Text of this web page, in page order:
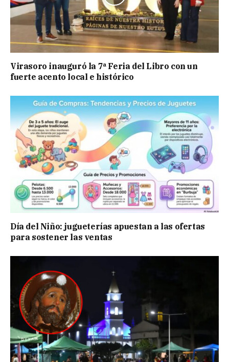
Virasoro inauguró la 7ª Feria del Libro con un
fuerte acento local e histórico
Día del Niño: jugueterías apuestan a las ofertas
para sostener las ventas